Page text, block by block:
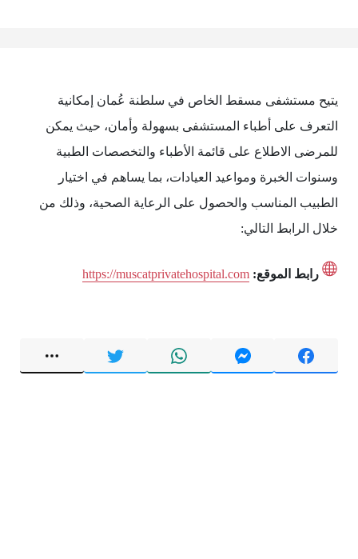
يتيح مستشفى مسقط الخاص في سلطنة عُمان إمكانية
التعرف على أطباء المستشفى بسهولة وأمان، حيث يمكن
للمرضى الاطلاع على قائمة الأطباء والتخصصات الطبية
وسنوات الخبرة ومواعيد العيادات، بما يساهم في اختيار
الطبيب المناسب والحصول على الرعاية الصحية، وذلك من
خلال الرابط التالي:
رابط الموقع: https://muscatprivatehospital.com